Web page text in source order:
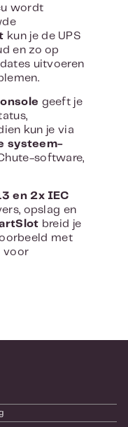
wordt
kun je de UPS
en zo op
uitvoeren
geeft je
kun je via
systeem-
software,
en 2x IEC
opslag en
breid je
met
voor